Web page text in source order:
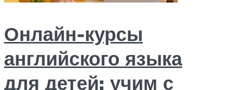
Онлайн-курсы
английского языка
для детей: учим с